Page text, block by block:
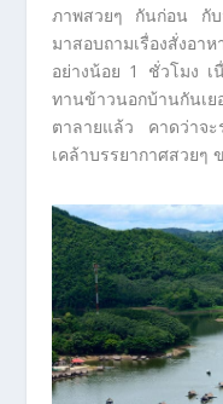
ภาพสวยๆ กันก่อน กับ
มาสอบถามเรื่องสั่งอ
อย่างน้อย 1 ชั่วโมง เ
ทานข้าวนอกบ้านกัน
ตาลายแล้ว คาดว่าจะ
เคล้าบรรยากาศสวยๆ